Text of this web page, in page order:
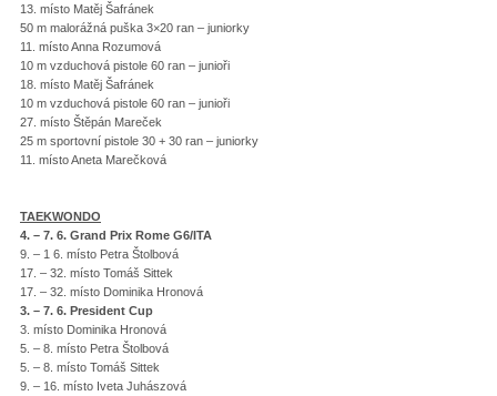
13. místo Matěj Šafránek
50 m malorážná puška 3×20 ran – juniorky
11. místo Anna Rozumová
10 m vzduchová pistole 60 ran – junioři
18. místo Matěj Šafránek
10 m vzduchová pistole 60 ran – junioři
27. místo Štěpán Mareček
25 m sportovní pistole 30 + 30 ran – juniorky
11. místo Aneta Marečková
TAEKWONDO
4. – 7. 6. Grand Prix Rome G6/ITA
9. – 1 6. místo Petra Štolbová
17. – 32. místo Tomáš Sittek
17. – 32. místo Dominika Hronová
3. – 7. 6. President Cup
3. místo Dominika Hronová
5. – 8. místo Petra Štolbová
5. – 8. místo Tomáš Sittek
9. – 16. místo Iveta Juhászová